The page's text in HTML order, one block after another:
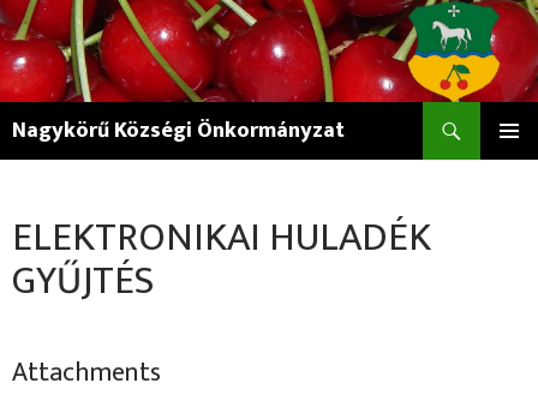
Nagykörű Községi Önkormányzat
ELEKTRONIKAI HULADÉK
GYŰJTÉS
Attachments